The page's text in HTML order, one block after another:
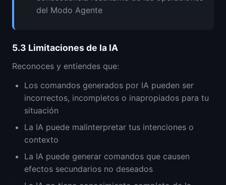
del Modo Agente
5.3 Limitaciones de la IA
Reconoces y entiendes que:
Los comandos generados por IA pueden ser
incorrectos, incompletos o inapropiados para tu
situación
La IA puede malinterpretar tus intenciones o
contexto
La IA puede generar comandos que causen
efectos secundarios no deseados